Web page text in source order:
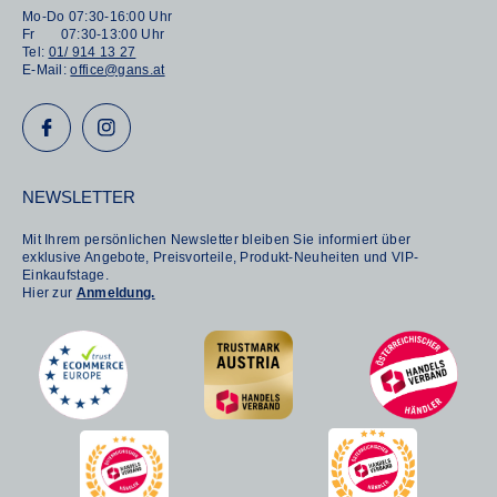
Mo-Do 07:30-16:00 Uhr
Fr 07:30-13:00 Uhr
Tel: 01/ 914 13 27
E-Mail:office@gans.at
NEWSLETTER
Mit Ihrem persönlichen Newsletter bleiben Sie informiert über
exklusive Angebote, Preisvorteile, Produkt-Neuheiten und VIP-
Einkaufstage.
Hier zur Anmeldung.